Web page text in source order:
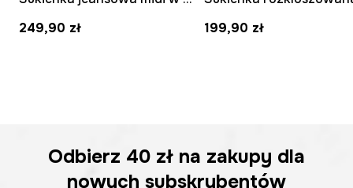
249,90 zł
199,90 zł
Odbierz 40 zł na zakupy dla
nowych subskrybentów